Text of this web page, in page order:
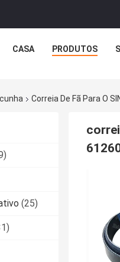
CASA PRODUTOS
Correia De Fã Para O
(25)